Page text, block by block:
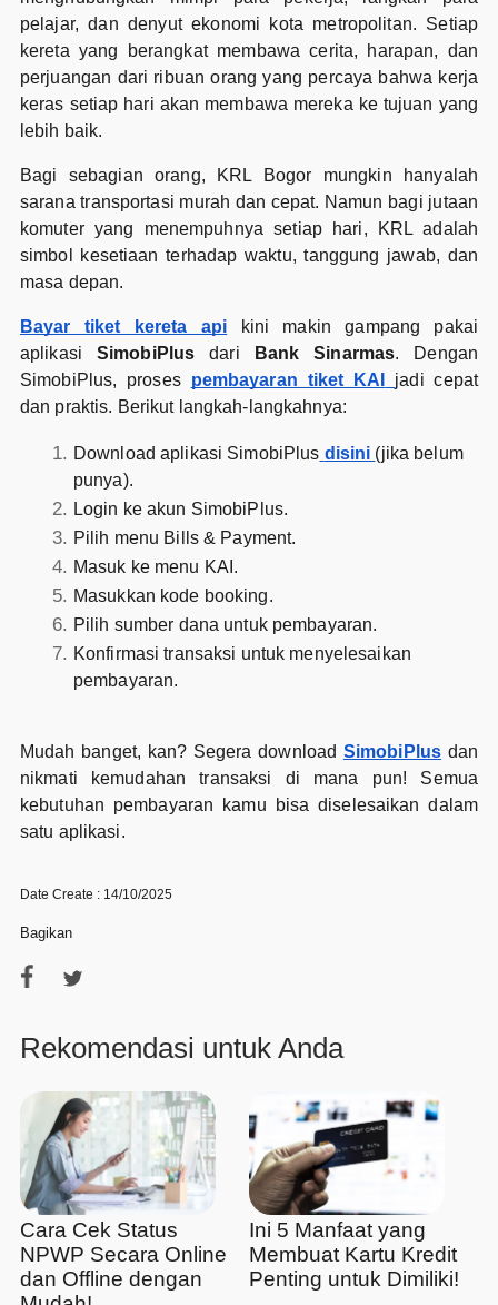
pelajar, dan denyut ekonomi kota metropolitan. Setiap
kereta yang berangkat membawa cerita, harapan, dan
perjuangan dari ribuan orang yang percaya bahwa kerja
keras setiap hari akan membawa mereka ke tujuan yang
lebih baik.
Bagi sebagian orang, KRL Bogor mungkin hanyalah
sarana transportasi murah dan cepat. Namun bagi jutaan
komuter yang menempuhnya setiap hari, KRL adalah
simbol kesetiaan terhadap waktu, tanggung jawab, dan
masa depan.
Bayar tiket kereta api kini makin gampang pakai
aplikasi SimobiPlus dari Bank Sinarmas. Dengan
SimobiPlus, proses pembayaran tiket KAI
jadi cepat
dan praktis. Berikut langkah-langkahnya:
Download aplikasi SimobiPlus disini (jika belum
punya).
Login ke akun SimobiPlus.
Pilih menu Bills & Payment.
Masuk ke menu KAI.
Masukkan kode booking.
Pilih sumber dana untuk pembayaran.
Konfirmasi transaksi untuk menyelesaikan
pembayaran.
Mudah banget, kan? Segera download SimobiPlus dan
nikmati kemudahan transaksi di mana pun! Semua
kebutuhan pembayaran kamu bisa diselesaikan dalam
satu aplikasi.
Date Create : 14/10/2025
Bagikan
Rekomendasi untuk Anda
Cara Cek Status
NPWP Secara Online
dan Offline dengan
Ini 5 Manfaat yang
Membuat Kartu Kredit
Penting untuk Dimiliki!